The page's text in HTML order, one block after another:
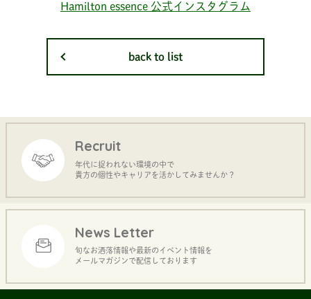
Hamilton essence 公式インスタグラム
back to list
Recruit
年代に捉われない環境の中で
貴方の個性やキャリアを活かしてみませんか？
News Letter
旬なお洒落情報や最新のイベント情報を
メールマガジンで配信しております